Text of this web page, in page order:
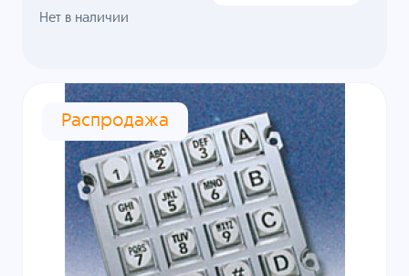
Нет в наличии
Распродажа